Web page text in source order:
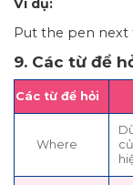
Ví dụ:
Put the pen next
9. Các từ để
Các từ để hỏi
Where